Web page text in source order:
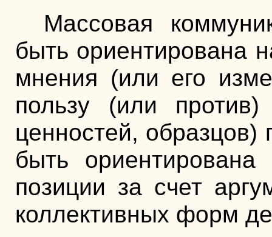
Массовая
быть ориентирована
мнения (или его
пользу (или
ценностей,
быть
позиции за счет
коллективных форм